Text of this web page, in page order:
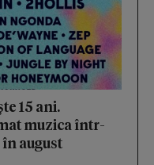
15 ani.
muzica într-
august